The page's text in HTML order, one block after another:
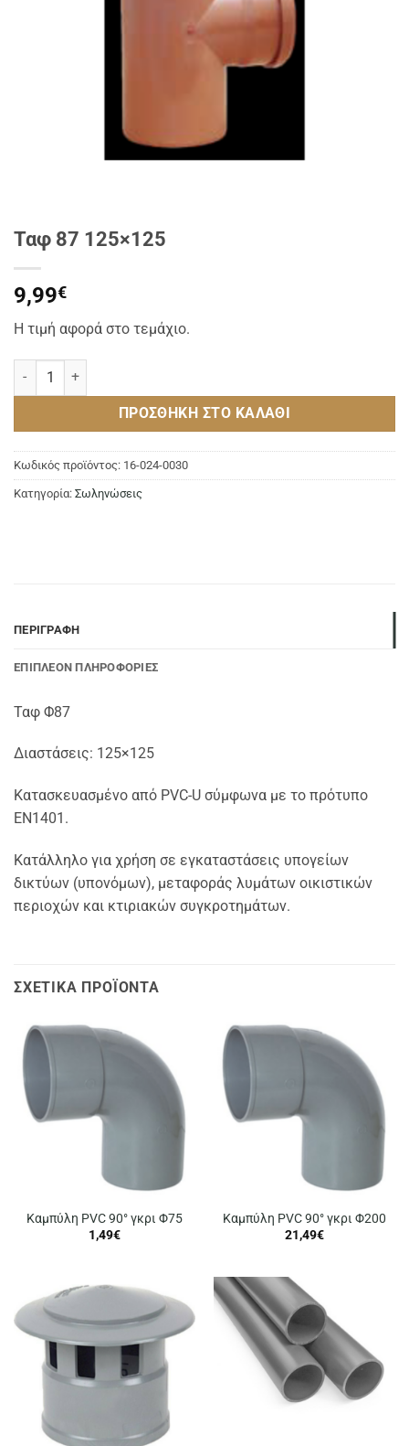
Ταφ 87 125×125
9,99€
Η τιμή αφορά στο τεμάχιο.
Ταφ 87 125x125 ποσότητα
ΠΡΟΣΘΉΚΗ ΣΤΟ ΚΑΛΆΘΙ
Κωδικός προϊόντος: 16-024-0030
Κατηγορία: Σωληνώσεις
ΠΕΡΙΓΡΑΦΉ
ΕΠΙΠΛΈΟΝ ΠΛΗΡΟΦΟΡΊΕΣ
Ταφ Φ87
Διαστάσεις: 125×125
Κατασκευασμένο από PVC-U σύμφωνα με το πρότυπο
ΕΝ1401.
Κατάλληλο για χρήση σε εγκαταστάσεις υπογείων
δικτύων (υπονόμων), μεταφοράς λυμάτων οικιστικών
περιοχών και κτιριακών συγκροτημάτων.
ΣΧΕΤΙΚΆ ΠΡΟΪΌΝΤΑ
Καμπύλη PVC 90° γκρι Φ75
1,49€
Καμπύλη PVC 90° γκρι Φ200
21,49€